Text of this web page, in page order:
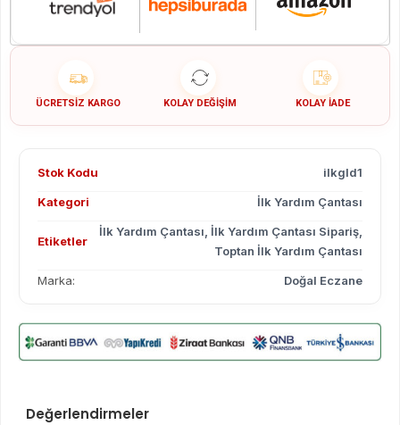
ÜCRETSIZ KARGO KOLAY DEĞIŞIM KOLAY İADE
Stok Kodu ilkgld1
Kategori İlk Yardım Çantası
Etiketler
İlk Yardım Çantası İlk Yardım Çantası Sipariş
Toptan İlk Yardım Çantası
Marka: Doğal Eczane
Değerlendirmeler